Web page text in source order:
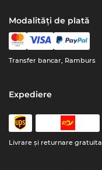
Modalități de plată
Transfer bancar, Ramburs
Expediere
Livrare şi returnare gratuita